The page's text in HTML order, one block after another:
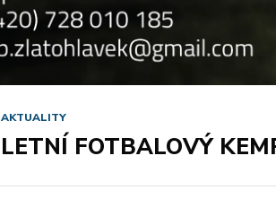
AKTUALITY
LETNÍ FOTBALOVÝ